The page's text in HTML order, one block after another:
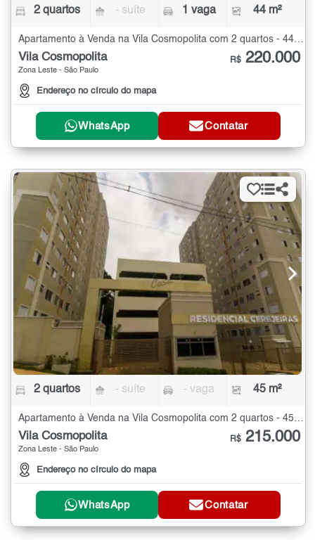
2 quartos - suíte 1 vaga 44 m²
Apartamento à Venda na Vila Cosmopolita com 2 quartos - 44 m²
Vila Cosmopolita
Zona Leste - São Paulo
Endereço no círculo do mapa
R$ 220.000
WhatsApp Contatar
2 quartos - suíte - vaga 45 m²
Apartamento à Venda na Vila Cosmopolita com 2 quartos - 45 m²
Vila Cosmopolita
Zona Leste - São Paulo
Endereço no círculo do mapa
R$ 215.000
WhatsApp Contatar